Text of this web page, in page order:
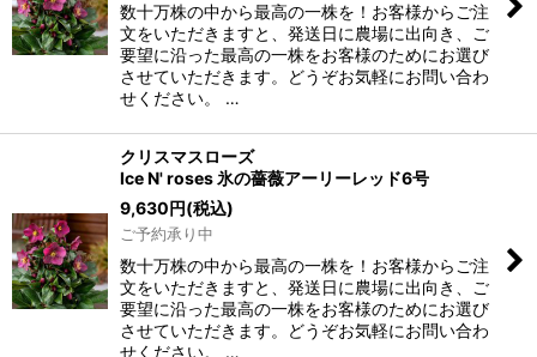
数十万株の中から最高の一株を！お客様からご注
文をいただきますと、発送日に農場に出向き、ご
要望に沿った最高の一株をお客様のためにお選び
させていただきます。どうぞお気軽にお問い合わ
せください。 …
クリスマスローズ
Ice N' roses 氷の薔薇アーリーレッド6号
9,630円(税込)
ご予約承り中
数十万株の中から最高の一株を！お客様からご注
文をいただきますと、発送日に農場に出向き、ご
要望に沿った最高の一株をお客様のためにお選び
させていただきます。どうぞお気軽にお問い合わ
せください。 …